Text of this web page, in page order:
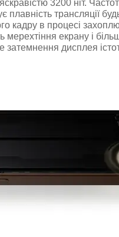
3200 ніт.
плавність трансляції
кадру в процесі
мерехтіння екрану і
затемнення дисплея